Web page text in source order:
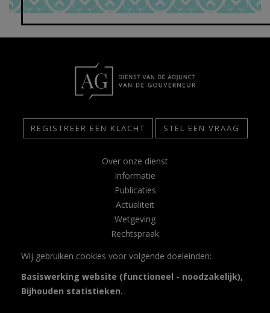
REGISTREER EEN KLACHT STEL EEN VRAAG
Over onze dienst
Informatie
Publicaties
Actualiteit
Wetgeving
Rechtspraak
Glossarium
Privacy
Disclaimer
Wij gebruiken cookies voor volgende doeleinden:
Basiswerking website (functioneel - noodzakelijk),
Bijhouden statistieken.